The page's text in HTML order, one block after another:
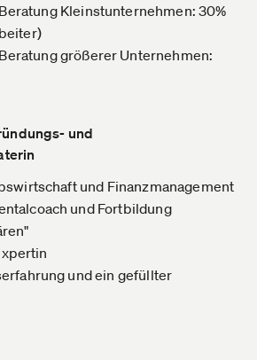
Kleinstunternehmen: 30%
größerer Unternehmen:
und
und Finanzmanagement
und Fortbildung
und ein gefüllter